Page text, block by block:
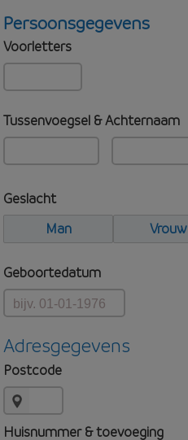
Persoonsgegevens
Voorletters
Tussenvoegsel & Achternaam
Geslacht
Man
Vrouw
Geboortedatum
Adresgegevens
Postcode
Huisnummer & toevoeging